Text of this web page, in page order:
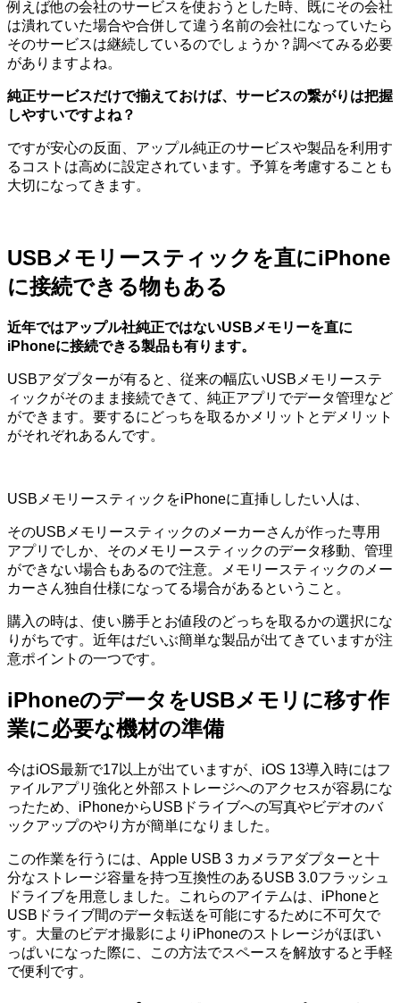
例えば他の会社のサービスを使おうとした時、既にその会社
は潰れていた場合や合併して違う名前の会社になっていたら
そのサービスは継続しているのでしょうか？調べてみる必要
がありますよね。
純正サービスだけで揃えておけば、サービスの繋がりは把握
しやすいですよね？
ですが安心の反面、アップル純正のサービスや製品を利用す
るコストは高めに設定されています。予算を考慮することも
大切になってきます。
USBメモリースティックを直にiPhone
に接続できる物もある
近年ではアップル社純正ではないUSBメモリーを直に
iPhoneに接続できる製品も有ります。
USBアダプターが有ると、従来の幅広いUSBメモリーステ
ィックがそのまま接続できて、純正アプリでデータ管理など
ができます。要するにどっちを取るかメリットとデメリット
がそれぞれあるんです。
USBメモリースティックをiPhoneに直挿ししたい人は、
そのUSBメモリースティックのメーカーさんが作った専用
アプリでしか、そのメモリースティックのデータ移動、管理
ができない場合もあるので注意。メモリースティックのメー
カーさん独自仕様になってる場合があるということ。
購入の時は、使い勝手とお値段のどっちを取るかの選択にな
りがちです。近年はだいぶ簡単な製品が出てきていますが注
意ポイントの一つです。
iPhoneのデータをUSBメモリに移す作
業に必要な機材の準備
今はiOS最新で17以上が出ていますが、iOS 13導入時にはフ
ァイルアプリ強化と外部ストレージへのアクセスが容易にな
ったため、iPhoneからUSBドライブへの写真やビデオのバ
ックアップのやり方が簡単になりました。
この作業を行うには、Apple USB 3 カメラアダプターと十
分なストレージ容量を持つ互換性のあるUSB 3.0フラッシュ
ドライブを用意しました。これらのアイテムは、iPhoneと
USBドライブ間のデータ転送を可能にするために不可欠で
す。大量のビデオ撮影によりiPhoneのストレージがほぼい
っぱいになった際に、この方法でスペースを解放すると手軽
で便利です。